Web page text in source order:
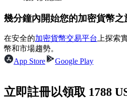
多種以USDC結算的永續合約
幾分鐘內開始您的加密貨幣之
在安全的加密貨幣交易平台 上探索
幣和市場趨勢。
App Store
Google Play
立即註冊以領取 1788